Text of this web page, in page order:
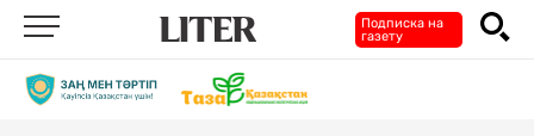
Подписка на
газету